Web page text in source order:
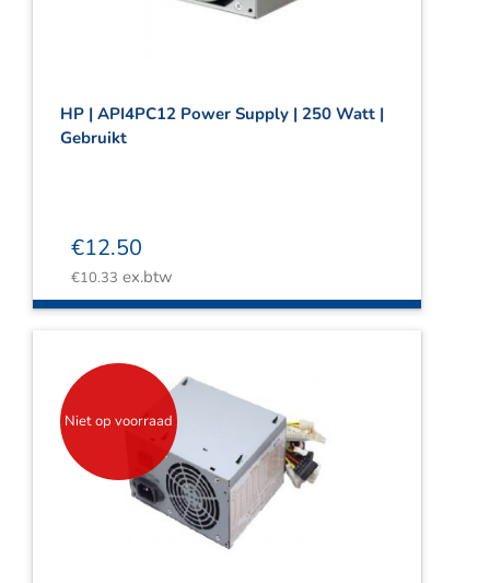
HP | API4PC12 Power Supply | 250 Watt |
Gebruikt
€12.50
€10.33 ex.btw
Niet op voorraad